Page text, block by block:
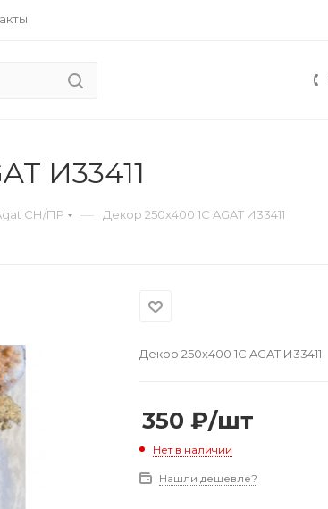
И33411
СН/ПР — Декор 250х400 1C AGAT И33411
Декор 250х400 1C AGAT И33411
350 ₽/шт
Нет в наличии
Нашли дешевле?